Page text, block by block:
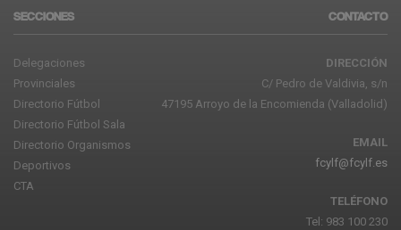
SECCIONES
Delegaciones
Provinciales
Directorio Fútbol
Directorio Fútbol Sala
Directorio Organismos
Deportivos
CTA
CONTACTO
DIRECCIÓN
C/ Pedro de Valdivia, s/n
47195 Arroyo de la Encomienda (Valladolid)
EMAIL
fcylf@fcylf.es
TELÉFONO
Tel: 983 100 230